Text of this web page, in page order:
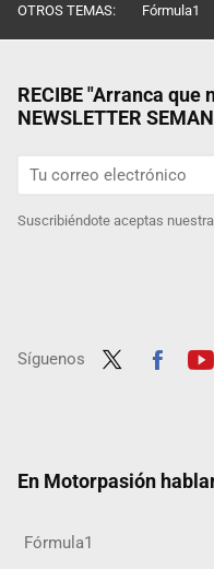
OTROS TEMAS: Fórmula1
RECIBE "Arranca que
NEWSLETTER
Suscribiéndote aceptas nuestra
Síguenos
En Motorpasión
Fórmula1